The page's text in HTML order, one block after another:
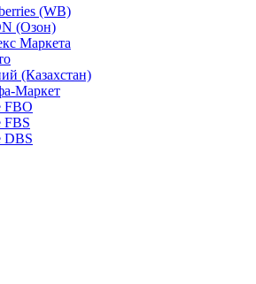
(WB)
(Озон)
Маркета
(Казахстан)
Маркет
FBO
FBS
DBS